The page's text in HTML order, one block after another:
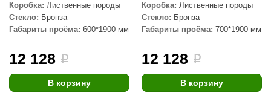
Design
Коробка: Лиственные породы
Стекло: Бронза
Габариты проёма: 600*1900 мм
12 128 i
В корзину
Коробка: Лиственные породы
Стекло: Бронза
Габариты проёма: 700*1900 мм
12 128 i
В корзину